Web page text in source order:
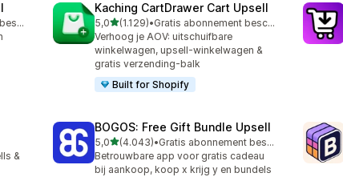
Gratis abonnement beschikbaar
Kaching CartDrawer Cart Upsell
5,0van 5 sterren
(1.129)
1129 recensies in totaal
•
Gratis abonnement beschikbaar
Verhoog je AOV: uitschuifbare
winkelwagen, upsell-winkelwagen &
gratis verzending-balk
Built for Shopify
&
BOGOS: Free Gift Bundle Upsell
5,0van 5 sterren
(4.043)
4043 recensies in totaal
•
Gratis abonnement beschikbaar
Betrouwbare app voor gratis cadeau
bij aankoop, koop x krijg y en bundels